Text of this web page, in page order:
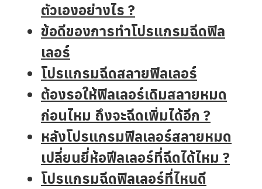
ตัวเองอย่างไร ?
ข้อดีของการทำโปรแกรมฉีดฟิล
เลอร์
โปรแกรมฉีดสลายฟิลเลอร์
ต้องรอให้ฟิลเลอร์เดิมสลายหมด
ก่อนไหม ถึงจะฉีดเพิ่มได้อีก ?
หลังโปรแกรมฟิลเลอร์สลายหมด
เปลี่ยนยี่ห้อฟีลเลอร์ที่ฉีดได้ไหม ?
โปรแกรมฉีดฟิลเลอร์ที่ไหนดี